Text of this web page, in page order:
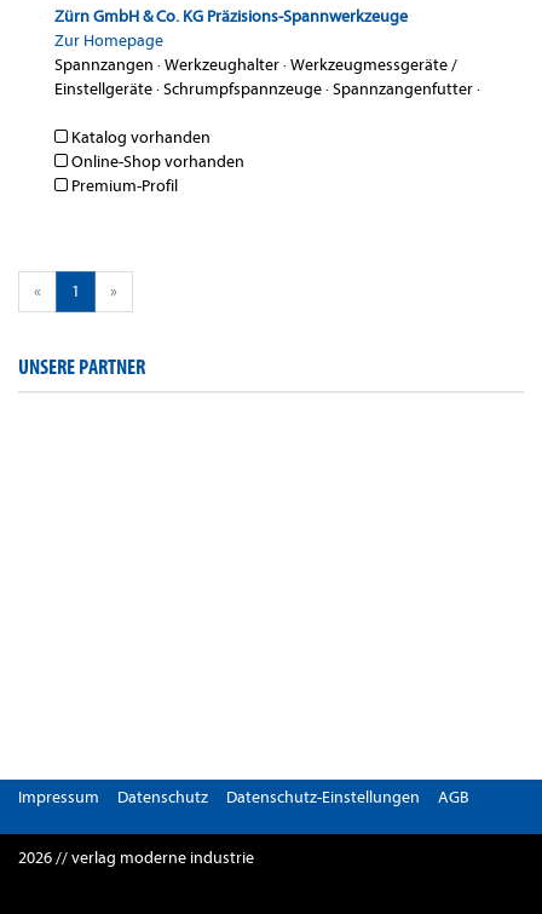
Zürn GmbH & Co. KG Präzisions-Spannwerkzeuge
Zur Homepage
Spannzangen ·Werkzeughalter·Werkzeugmessgeräte /
Einstellgeräte·Schrumpfspannzeuge·Spannzangenfutter·
Katalog vorhanden
Online-Shop vorhanden
Premium-Profil
« 1 »
UNSERE PARTNER
Impressum Datenschutz Datenschutz-Einstellungen AGB
2026 // verlag moderne industrie